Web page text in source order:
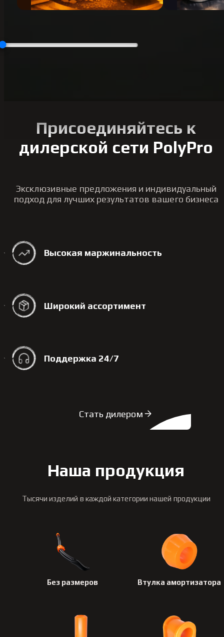
Присоединяйтесь к
дилерской сети PolyPro
Эксклюзивные предложения и индивидуальный
подход для лучших результатов вашего бизнеса
Высокая маржинальность
Широкий ассортимент
Поддержка 24/7
Стать дилером
Наша продукция
Тысячи изделий в каждой категории нашей продукции
Без размеров Втулка амортизатора